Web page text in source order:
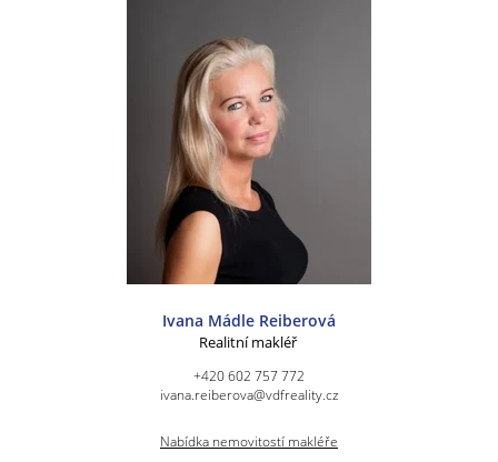
Ivana Mádle Reiberová
Realitní makléř
+420 602 757 772
ivana.reiberova@vdfreality.cz
Nabídka nemovitostí makléře